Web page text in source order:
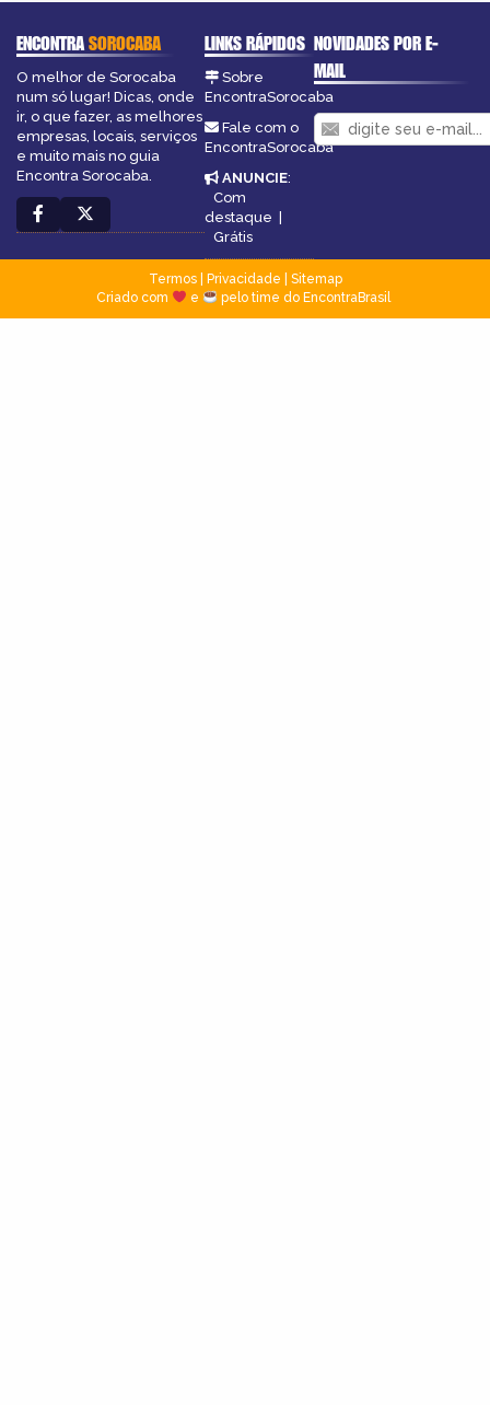
ENCONTRASOROCABA
O melhor de Sorocaba
num só lugar! Dicas, onde
ir, o que fazer, as melhores
empresas, locais, serviços
e muito mais no guia
Encontra Sorocaba.
LINKS RÁPIDOS
Sobre
EncontraSorocaba
Fale com o
EncontraSorocaba
ANUNCIE:
Com
destaque |
Grátis
NOVIDADES POR E-
MAIL
Termos| Privacidade
Sitemap
Criado com
e pelo time do EncontraBrasil